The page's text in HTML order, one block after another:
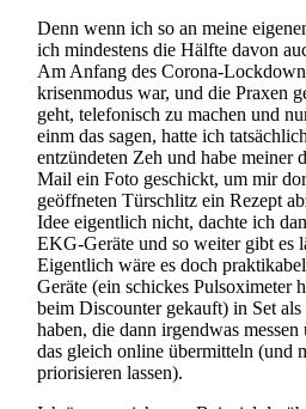
Denn wenn ich so an meine
ich mindestens die Hälfte davon
Am Anfang des Corona-
krisen­modus war, und die Praxen
geht, telefonisch zu machen und
einm das sagen, hatte ich
entzündeten Zeh und habe meiner
Mail ein Foto geschickt, um mir
geöffneten Türschlitz ein Rezept
Idee eigentlich nicht, dachte ich
EKG-Geräte und so weiter gibt es
Eigentlich wäre es doch
Geräte (ein schickes Pulsoximeter
beim Discounter gekauft) in Set
haben, die dann irgendwas
das gleich online übermitteln (und
priorisieren lassen).